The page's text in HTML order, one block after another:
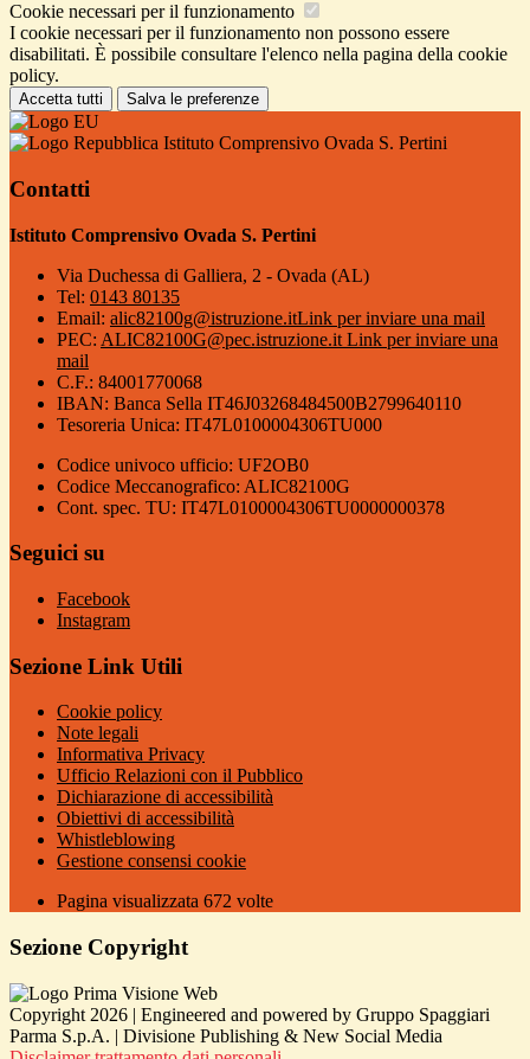
Cookie necessari per il funzionamento
I cookie necessari per il funzionamento non possono essere
disabilitati. È possibile consultare l'elenco nella pagina della cookie
policy.
Accetta tutti Salva le preferenze
Istituto Comprensivo Ovada S. Pertini
Contatti
Istituto Comprensivo Ovada S. Pertini
Via Duchessa di Galliera, 2 - Ovada (AL)
Tel: 0143 80135
Email: alic82100g@istruzione.itLink per inviare una mail
PEC: ALIC82100G@pec.istruzione.it Link per inviare una
mail
C.F.: 84001770068
IBAN: Banca Sella IT46J03268484500B2799640110
Tesoreria Unica: IT47L0100004306TU000
Codice univoco ufficio: UF2OB0
Codice Meccanografico: ALIC82100G
Cont. spec. TU: IT47L0100004306TU0000000378
Seguici su
Facebook
Instagram
Sezione Link Utili
Cookie policy
Note legali
Informativa Privacy
Ufficio Relazioni con il Pubblico
Dichiarazione di accessibilità
Obiettivi di accessibilità
Whistleblowing
Gestione consensi cookie
Pagina visualizzata 672 volte
Sezione Copyright
Copyright 2026 | Engineered and powered by Gruppo Spaggiari
Parma S.p.A. | Divisione Publishing & New Social Media